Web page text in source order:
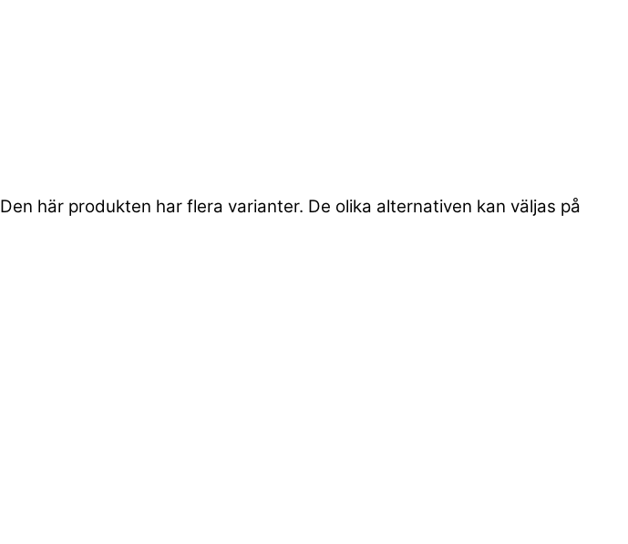
Den här produkten har flera varianter. De olika alternativen kan väljas på